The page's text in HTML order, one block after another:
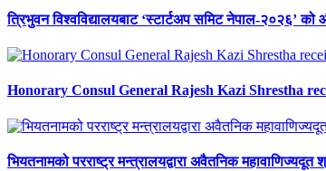
त्रिभुवन विश्वविद्यालयबाट ‘स्टार्टअप समिट नेपाल-२०२६’ को
Honorary Consul General Rajesh Kazi Shrestha
भियतनामको परराष्ट्र मन्त्रालयद्वारा अवैतनिक महावाणिज्यदूत